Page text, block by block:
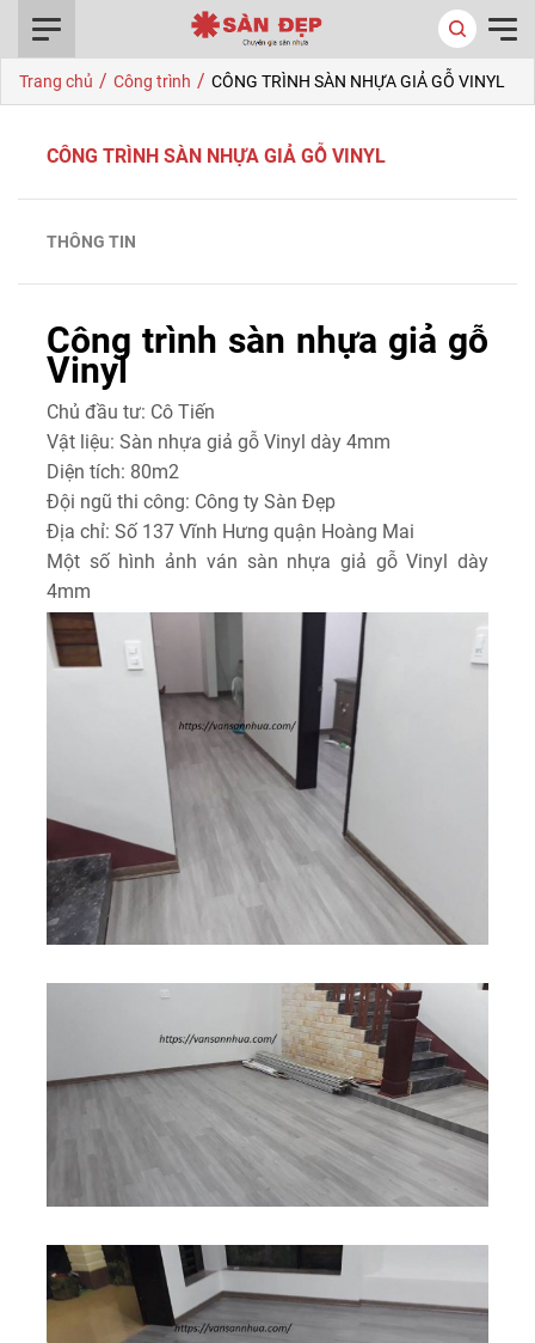
Trang chủ / Công trình / CÔNG TRÌNH SÀN NHỰA GIẢ GỖ VINYL
CÔNG TRÌNH SÀN NHỰA GIẢ GỖ VINYL
Công trình sàn nhựa giả gỗ
Vinyl
Chủ đầu tư: Cô Tiến
Vật liệu: Sàn nhựa giả gỗ Vinyl dày 4mm
Diện tích: 80m2
Đội ngũ thi công: Công ty Sàn Đẹp
Địa chỉ: Số 137 Vĩnh Hưng quận Hoàng Mai
Một số hình ảnh ván sàn nhựa giả gỗ Vinyl dày
4mm
THÔNG TIN